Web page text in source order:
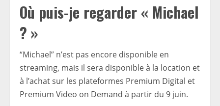
Où puis-je regarder « Michael
? »
“Michael” n’est pas encore disponible en
streaming, mais il sera disponible à la location et
à l’achat sur les plateformes Premium Digital et
Premium Video on Demand à partir du 9 juin.